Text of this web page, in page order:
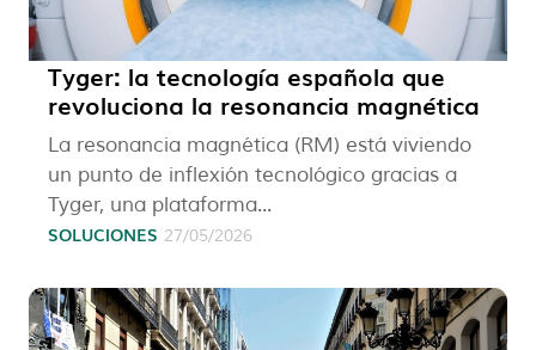
Tyger: la tecnología española que
revoluciona la resonancia magnética
La resonancia magnética (RM) está viviendo
un punto de inflexión tecnológico gracias a
Tyger, una plataforma...
SOLUCIONES 27/05/2026